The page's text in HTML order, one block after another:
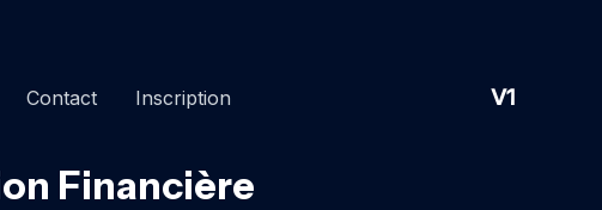
Contact Inscription V1
Financière